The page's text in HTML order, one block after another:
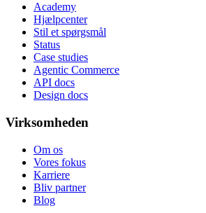
Academy
Hjælpcenter
Stil et spørgsmål
Status
Case studies
Agentic Commerce
API docs
Design docs
Virksomheden
Om os
Vores fokus
Karriere
Bliv partner
Blog